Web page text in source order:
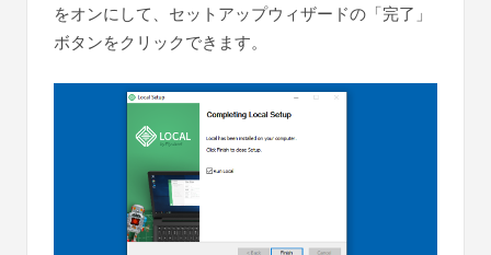
をオンにして、セットアップウィザードの「完了」
ボタンをクリックできます。